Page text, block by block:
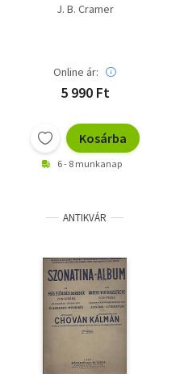
J. B. Cramer
Online ár:
5 990 Ft
Kosárba
6 - 8 munkanap
ANTIKVÁR